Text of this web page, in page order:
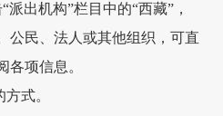
“派出机构”栏目中的“西藏”，
公民、法人或其他组织，可直
各项信息。
式。